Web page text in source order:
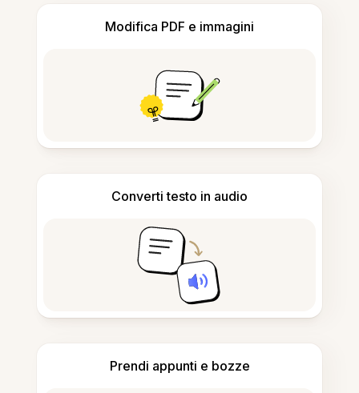
Modifica PDF e immagini
Converti testo in audio
Prendi appunti e bozze